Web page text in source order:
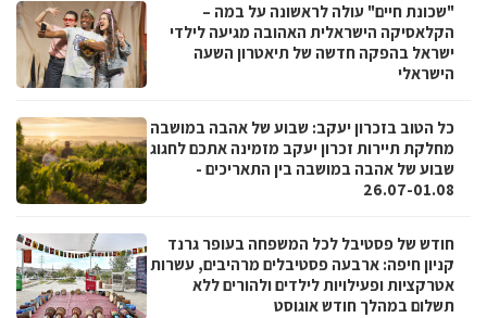
"שכונת חיים" עולה לראשונה על במה –
הקלאסיקה הישראלית האהובה מגיעה לילדי
ישראל בהפקה חדשה של תיאטרון השעה
הישראלי
כל הטוב בזכרון יעקב: שבוע של אהבה במושבה
מחלקת תיירות זכרון יעקב מזמינה אתכם לחגוג
שבוע של אהבה במושבה בין התאריכים -
26.07-01.08
חודש של פסטיבל לכל המשפחה בעופר גרנד
קניון חיפה: ארבעה פסטיבלים מרהיבים, עשרות
אטרקציות ופעילויות לילדים ולהורים ללא
תשלום במהלך חודש אוגוסט